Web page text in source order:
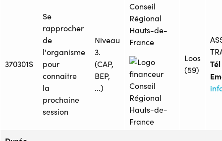
370301S
Se
rapprocher
de
l'organisme
pour
connaitre
la
prochaine
session
Niveau
3.
(CAP,
BEP,
...)
Conseil
Régional
Hauts-de-
France
Loos
(59)